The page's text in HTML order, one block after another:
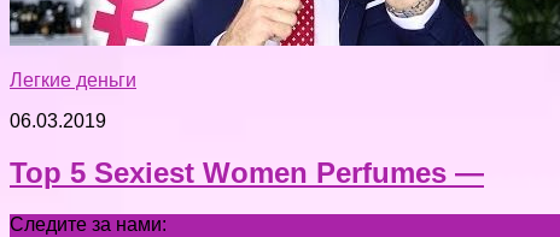
Легкие деньги
06.03.2019
Top 5 Sexiest Women Perfumes —
Следите за нами: